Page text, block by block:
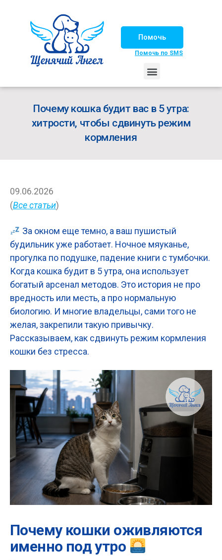
Помочь
Помочь по SMS
Почему кошка будит вас в 5 утра:
хитрости, чтобы сдвинуть режим
кормления
09.06.2026
(Все статьи)
За окном еще темно, а ваш пушистый
будильник уже работает. Ночное мяуканье,
прогулка по подушке, падение книги с тумбочки.
Когда кошка будит в 5 утра, она использует
богатый арсенал методов. Это история не про
вредность или месть, а про нормальную
биологию. И многие владельцы, сами того не
желая, закрепили такую привычку.
Рассказываем, как сдвинуть режим кормления
кошки без стресса.
Почему кошки оживляются
именно под утро